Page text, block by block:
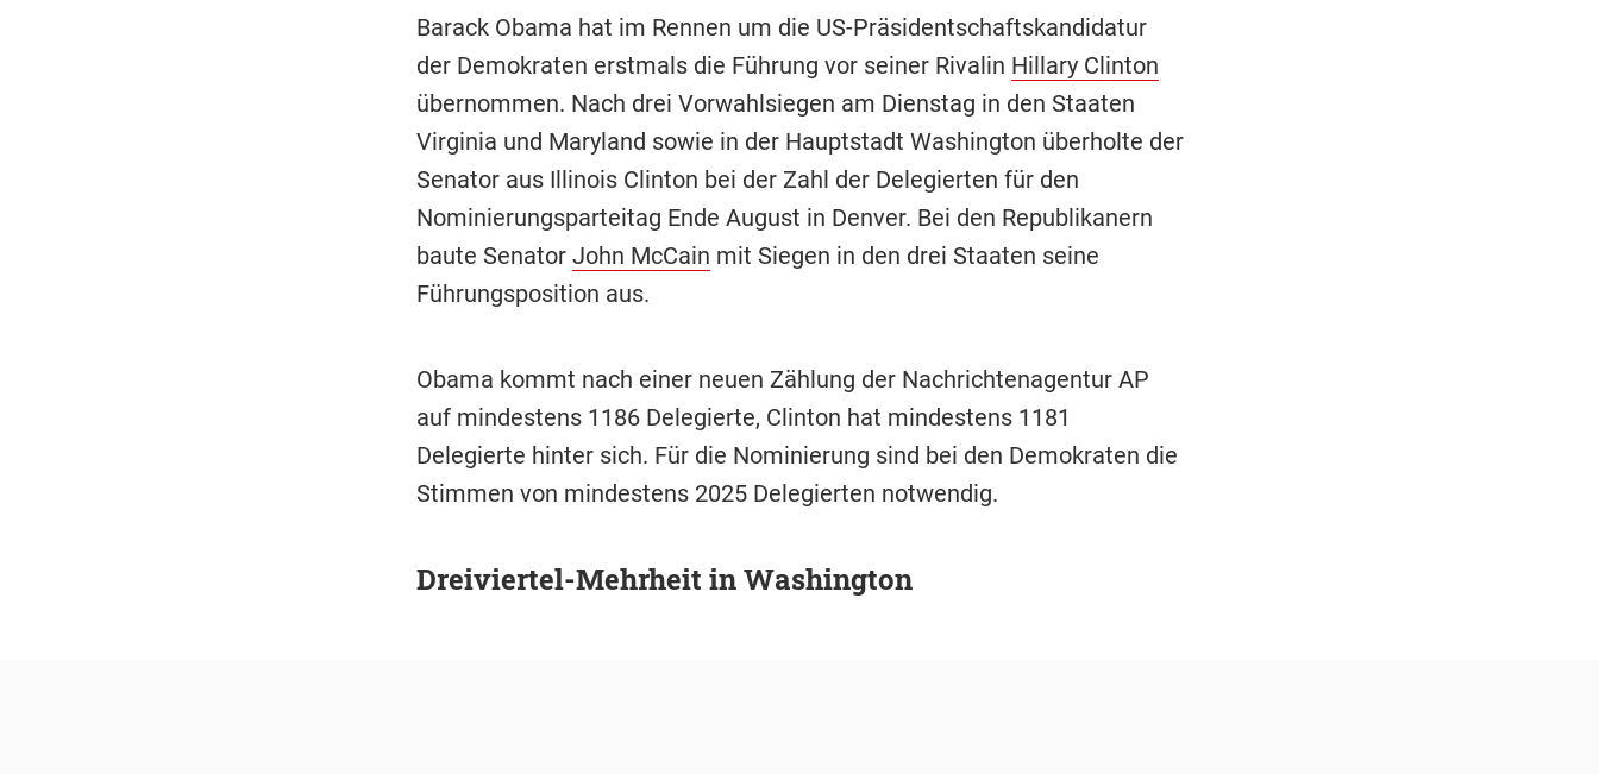
Barack Obama hat im Rennen um die US-Präsidentschaftskandidatur
der Demokraten erstmals die Führung vor seiner Rivalin Hillary Clinton
übernommen. Nach drei Vorwahlsiegen am Dienstag in den Staaten
Virginia und Maryland sowie in der Hauptstadt Washington überholte der
Senator aus Illinois Clinton bei der Zahl der Delegierten für den
Nominierungsparteitag Ende August in Denver. Bei den Republikanern
baute Senator John McCain mit Siegen in den drei Staaten seine
Führungsposition aus.
Obama kommt nach einer neuen Zählung der Nachrichtenagentur AP
auf mindestens 1186 Delegierte, Clinton hat mindestens 1181
Delegierte hinter sich. Für die Nominierung sind bei den Demokraten die
Stimmen von mindestens 2025 Delegierten notwendig.
Dreiviertel-Mehrheit in Washington